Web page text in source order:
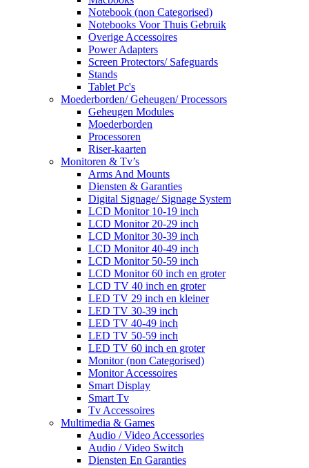
Notebook (non Categorised)
Notebooks Voor Thuis Gebruik
Overige Accessoires
Power Adapters
Screen Protectors/ Safeguards
Stands
Tablet Pc's
Moederborden/ Geheugen/ Processors
Geheugen Modules
Moederborden
Processoren
Riser-kaarten
Monitoren & Tv’s
Arms And Mounts
Diensten & Garanties
Digital Signage/ Signage System
LCD Monitor 10-19 inch
LCD Monitor 20-29 inch
LCD Monitor 30-39 inch
LCD Monitor 40-49 inch
LCD Monitor 50-59 inch
LCD Monitor 60 inch en groter
LCD TV 40 inch en groter
LED TV 29 inch en kleiner
LED TV 30-39 inch
LED TV 40-49 inch
LED TV 50-59 inch
LED TV 60 inch en groter
Monitor (non Categorised)
Monitor Accessoires
Smart Display
Smart Tv
Tv Accessoires
Multimedia & Games
Audio / Video Accessories
Audio / Video Switch
Diensten En Garanties